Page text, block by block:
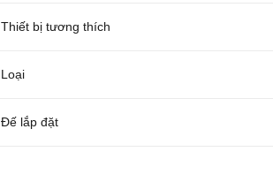
Thiết bị tương thích
Loại
Đế lắp đặt